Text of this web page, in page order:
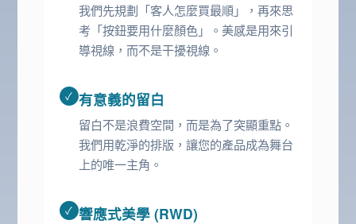
我們先規劃「客人怎麼買最順」，再來思
考「按鈕要用什麼顏色」。美感是用來引
導視線，而不是干擾視線。
✓ 有意義的留白
留白不是浪費空間，而是為了突顯重點。
我們用乾淨的排版，讓您的產品成為舞台
上的唯一主角。
✓ 響應式美學 (RWD)